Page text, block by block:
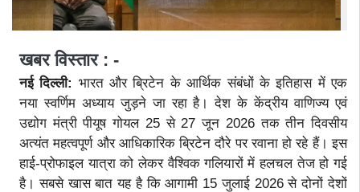
खबर विस्तार : -
नई दिल्ली: भारत और ब्रिटेन के आर्थिक संबंधों के इतिहास में एक
नया स्वर्णिम अध्याय जुड़ने जा रहा है। देश के केंद्रीय वाणिज्य एवं
उद्योग मंत्री पीयूष गोयल 25 से 27 जून 2026 तक तीन दिवसीय
अत्यंत महत्वपूर्ण और आधिकारिक ब्रिटेन दौरे पर रवाना हो रहे हैं। इस
हाई-प्रोफाइल यात्रा को लेकर वैश्विक गलियारों में हलचल तेज हो गई
है। सबसे खास बात यह है कि आगामी 15 जुलाई 2026 से दोनों देशों